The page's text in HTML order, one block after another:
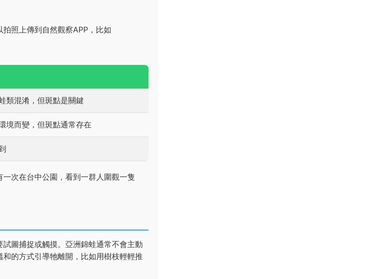
照上傳到自然觀察APP，比如
類混淆，但斑點是關鍵
境而變，但斑點通常存在
次在台中公園，看到一群人圍觀一隻
圖捕捉或觸摸。亞洲錦蛙通常不會主動
的方式引導牠離開，比如用樹枝輕輕推